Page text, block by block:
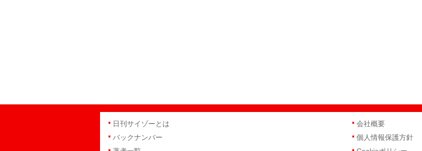
日刊サイゾーとは
バックナンバー
会社概要
個人情報保護方針